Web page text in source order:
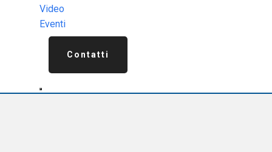
Video
Eventi
Contatti